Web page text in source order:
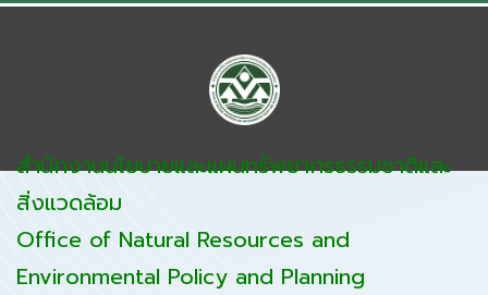
สำนักงานนโยบายและแผนทรัพยากรธรรมชาติและ
สิ่งแวดล้อม
Office of Natural Resources and
Environmental Policy and Planning